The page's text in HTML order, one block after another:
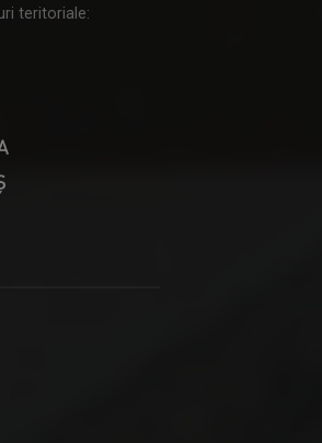
etnice din ...
teritoriale: